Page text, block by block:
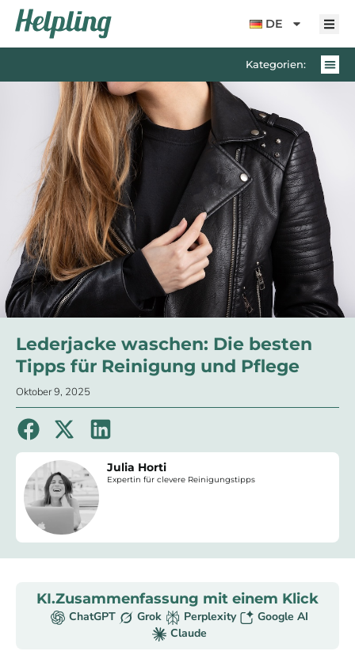
springen
DE
Kategorien:
Lederjacke waschen: Die besten
Tipps für Reinigung und Pflege
Oktober 9, 2025
Julia Horti
Expertin für clevere Reinigungstipps
KI.Zusammenfassung mit einem Klick
ChatGPT Grok Perplexity
Google AI
Claude